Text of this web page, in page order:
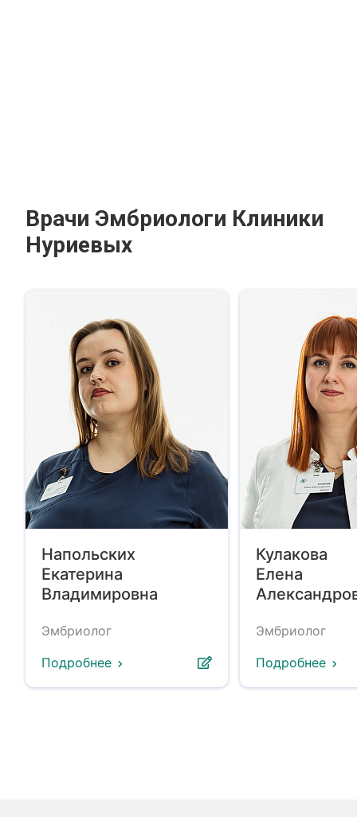
Врачи Эмбриологи Клиники
Нуриевых
Напольских
Екатерина
Владимировна
Эмбриолог
Подробнее
Кулакова
Елена
Эмбриолог
Подробнее